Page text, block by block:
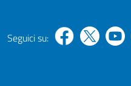
Seguici su: